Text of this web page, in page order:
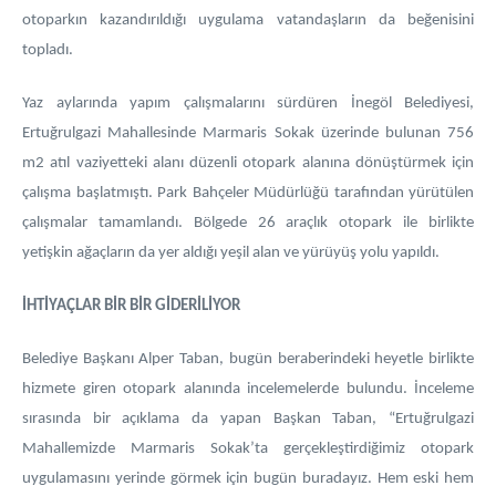
otoparkın kazandırıldığı uygulama vatandaşların da beğenisini
topladı.
Yaz aylarında yapım çalışmalarını sürdüren İnegöl Belediyesi,
Ertuğrulgazi Mahallesinde Marmaris Sokak üzerinde bulunan 756
m2 atıl vaziyetteki alanı düzenli otopark alanına dönüştürmek için
çalışma başlatmıştı. Park Bahçeler Müdürlüğü tarafından yürütülen
çalışmalar tamamlandı. Bölgede 26 araçlık otopark ile birlikte
yetişkin ağaçların da yer aldığı yeşil alan ve yürüyüş yolu yapıldı.
İHTİYAÇLAR BİR BİR GİDERİLİYOR
Belediye Başkanı Alper Taban, bugün beraberindeki heyetle birlikte
hizmete giren otopark alanında incelemelerde bulundu. İnceleme
sırasında bir açıklama da yapan Başkan Taban, “Ertuğrulgazi
Mahallemizde Marmaris Sokak’ta gerçekleştirdiğimiz otopark
uygulamasını yerinde görmek için bugün buradayız. Hem eski hem